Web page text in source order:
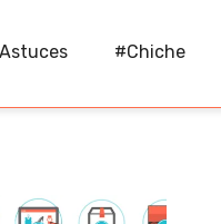
Astuces #Chiche